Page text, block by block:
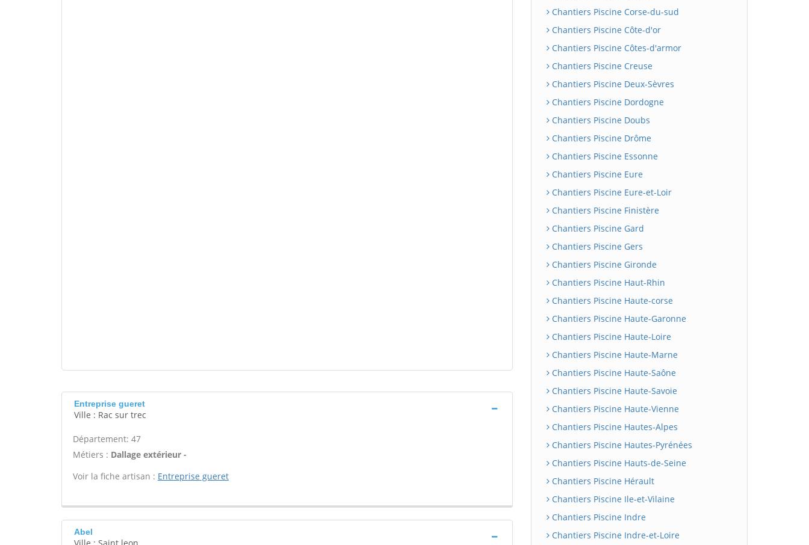
Entreprise gueret
Ville : Rac sur trec
Département: 47
Métiers : Dallage extérieur -
Voir la fiche artisan : Entreprise gueret
Abel
Chantiers Piscine Corse-du-sud
Chantiers Piscine Côte-d'or
Chantiers Piscine Côtes-d'armor
Chantiers Piscine Creuse
Chantiers Piscine Deux-Sèvres
Chantiers Piscine Dordogne
Chantiers Piscine Doubs
Chantiers Piscine Drôme
Chantiers Piscine Essonne
Chantiers Piscine Eure
Chantiers Piscine Eure-et-Loir
Chantiers Piscine Finistère
Chantiers Piscine Gard
Chantiers Piscine Gers
Chantiers Piscine Gironde
Chantiers Piscine Haut-Rhin
Chantiers Piscine Haute-corse
Chantiers Piscine Haute-Garonne
Chantiers Piscine Haute-Loire
Chantiers Piscine Haute-Marne
Chantiers Piscine Haute-Saône
Chantiers Piscine Haute-Savoie
Chantiers Piscine Haute-Vienne
Chantiers Piscine Hautes-Alpes
Chantiers Piscine Hautes-Pyrénées
Chantiers Piscine Hauts-de-Seine
Chantiers Piscine Hérault
Chantiers Piscine Ile-et-Vilaine
Chantiers Piscine Indre
Chantiers Piscine Indre-et-Loire